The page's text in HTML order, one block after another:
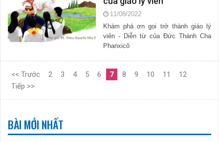
11/08/2022
Khám phá ơn gọi trở thành giáo lý
viên - Diễn từ của Đức Thánh Cha
Phanxicô
<< Trước 2 3 4 5 6 7 8 9 10 11
12
Tiếp >>
BÀI MỚI NHẤT